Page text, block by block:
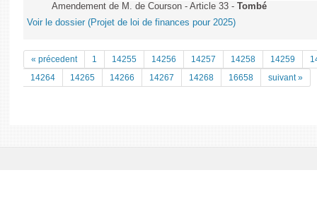
Amendement de M. de Courson - Article 33 - Tombé
Voir le dossier (Projet de loi de finances pour 2025)
« précedent 1 14255 14256 14257 14258 14259
14264
14265 14266 14267 14268 16658 suivant »